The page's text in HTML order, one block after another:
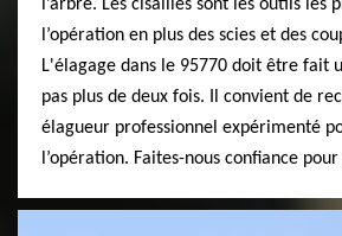
l’arbre. Les cisailles sont les outils les
l’opération en plus des scies et des
L'élagage dans le 95770 doit être fait
pas plus de deux fois. Il convient de
élagueur professionnel expérimenté
l’opération. Faites-nous confiance